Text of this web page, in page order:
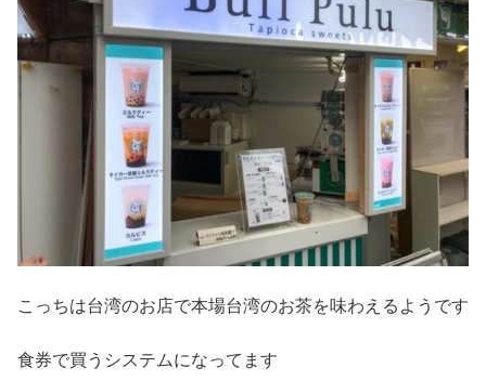
こっちは台湾のお店で本場台湾のお茶を味わえるようです
食券で買うシステムになってます